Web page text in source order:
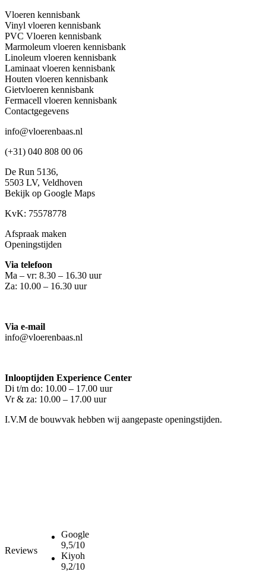
Vloeren kennisbank
Vinyl vloeren kennisbank
PVC Vloeren kennisbank
Marmoleum vloeren kennisbank
Linoleum vloeren kennisbank
Laminaat vloeren kennisbank
Houten vloeren kennisbank
Gietvloeren kennisbank
Fermacell vloeren kennisbank
Contactgegevens
info@vloerenbaas.nl
(+31) 040 808 00 06
De Run 5136,
5503 LV, Veldhoven
Bekijk op Google Maps
KvK: 75578778
Afspraak maken
Openingstijden
Via telefoon
Ma – vr: 8.30 – 16.30 uur
Za: 10.00 – 16.30 uur
Via e-mail
info@vloerenbaas.nl
Inlooptijden Experience Center
Di t/m do: 10.00 – 17.00 uur
Vr & za: 10.00 – 17.00 uur
I.V.M de bouwvak hebben wij aangepaste openingstijden.
Reviews
Google
9,5/10
Kiyoh
9,2/10